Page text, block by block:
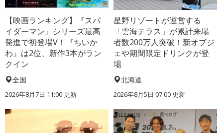
【映画ランキング】『スパ
イダーマン』シリーズ最高
発進で初登場V！『ちいか
わ』は2位、新作3本がラン
クイン
全国
2026年8月7日 11:00更新
星野リゾートが運営する
「雲海テラス」が累計来場
者数200万人突破！新オブジ
ェや期間限定ドリンクが登
場
北海道
2026年8月5日 07:00更新